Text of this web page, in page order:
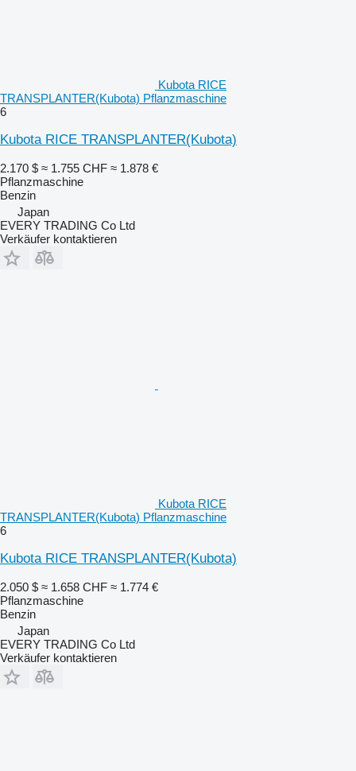
Kubota RICE
TRANSPLANTER(Kubota) Pflanzmaschine
6
Kubota RICE TRANSPLANTER(Kubota)
2.170 $ ≈ 1.755 CHF ≈ 1.878 €
Pflanzmaschine
Benzin
Japan
EVERY TRADING Co Ltd
Verkäufer kontaktieren
Kubota RICE
TRANSPLANTER(Kubota) Pflanzmaschine
6
Kubota RICE TRANSPLANTER(Kubota)
2.050 $ ≈ 1.658 CHF ≈ 1.774 €
Pflanzmaschine
Benzin
Japan
EVERY TRADING Co Ltd
Verkäufer kontaktieren